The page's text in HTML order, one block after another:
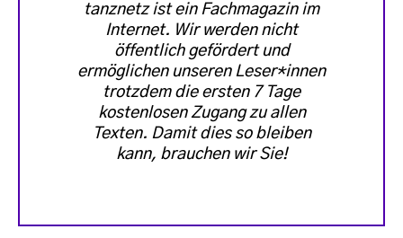
tanznetz ist ein Fachmagazin im
Internet. Wir werden nicht
öffentlich gefördert und
ermöglichen unseren Leser*innen
trotzdem die ersten 7 Tage
kostenlosen Zugang zu allen
Texten. Damit dies so bleiben
kann, brauchen wir Sie!